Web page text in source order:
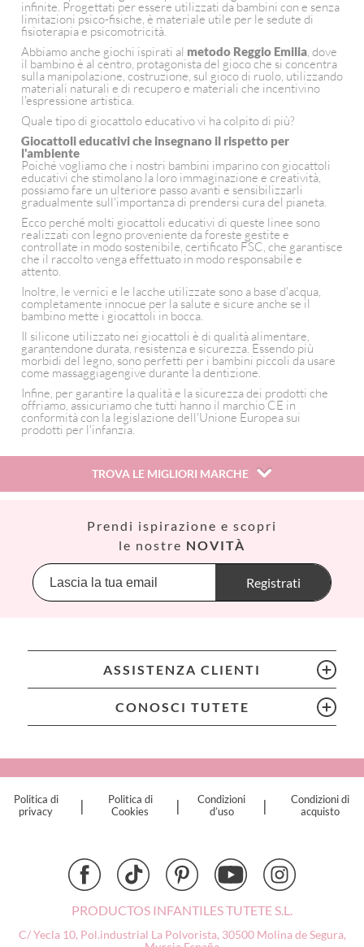
infinite. Progettati per essere utilizzati da bambini con e senza
limitazioni psico-fisiche, è materiale utile per le sedute di
fisioterapia e psicomotricità.
Abbiamo anche giochi ispirati al metodo Reggio Emilia, dove
il bambino è al centro, protagonista del gioco che si concentra
sulla manipolazione, costruzione, sul gioco di ruolo, utilizzando
materiali naturali e di recupero e materiali che incentivino
l'espressione artistica.
Quale tipo di giocattolo educativo vi ha colpito di più?
Giocattoli educativi che insegnano il rispetto per
l'ambiente
Poiché vogliamo che i nostri bambini imparino con giocattoli
educativi che stimolano la loro immaginazione e creatività,
possiamo fare un ulteriore passo avanti e sensibilizzarli
gradualmente sull'importanza di prendersi cura del pianeta.
Ecco perché molti giocattoli educativi di queste linee sono
realizzati con legno proveniente da foreste gestite e
controllate in modo sostenibile, certificato FSC, che garantisce
che il raccolto venga effettuato in modo responsabile e
attento.
Inoltre, le vernici e le lacche utilizzate sono a base d'acqua,
completamente innocue per la salute e sicure anche se il
bambino mette i giocattoli in bocca.
Il silicone utilizzato nei giocattoli è di qualità alimentare,
garantendone durata, resistenza e sicurezza. Essendo più
morbidi del legno, sono perfetti per i bambini piccoli da usare
come massaggiagengive durante la dentizione.
Infine, per garantire la qualità e la sicurezza dei prodotti che
offriamo, assicuriamo che tutti hanno il marchio CE in
conformità con la legislazione dell'Unione Europea sui
prodotti per l'infanzia.
TROVA LE MIGLIORI MARCHE
Banwood
BIBS
Cristina de Jos'h
Djeco
Prendi ispirazione e scopri
le nostre NOVITÀ
Registrati
ASSISTENZA CLIENTI
CONOSCI TUTETE
Politica di
privacy
|
Politica di
Cookies
|
Condizioni
d’uso
|
Condizioni di
acquisto
PRODUCTOS INFANTILES TUTETE S.L.
C/ Yecla 10, Pol.industrial La Polvorista, 30500 Molina de Segura,